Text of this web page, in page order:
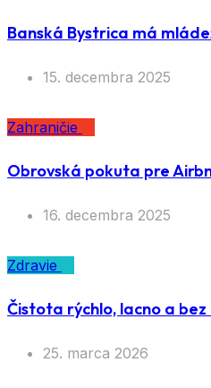
Banská Bystrica má
15. decembra 2025
Zahraničie
Obrovská pokuta pre
16. decembra 2025
Zdravie
Čistota rýchlo, lacno a bez
25. marca 2026